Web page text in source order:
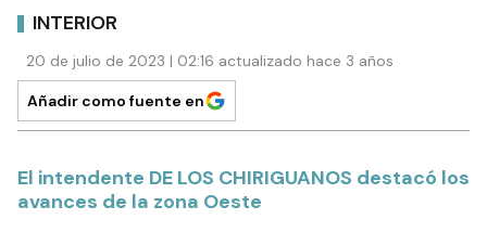
INTERIOR
20 de julio de 2023 | 02:16 actualizado hace 3 años
Añadir como fuente en
El intendente DE LOS CHIRIGUANOS destacó los
avances de la zona Oeste